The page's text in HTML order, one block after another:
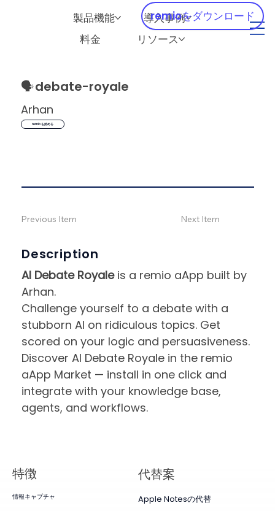
製品機能
導入事例
料金
リソース
remioをダウンロード
🗣️debate-royale
Arhan
remio を始める
Description
AI Debate Royaleis a remio aApp built by
Arhan.
Challenge yourself to a debate with a
stubborn AI on ridiculous topics. Get
scored on your logic and persuasiveness.
Discover AI Debate Royale in the remio
aApp Market — install in one click and
integrate with your knowledge base,
agents, and workflows.
Previous Item Next Item
特徴
情報キャプチャ
代替案
Apple Notesの代替